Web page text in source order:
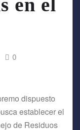
en el
0
dispuesto
establecer el
de Residuos